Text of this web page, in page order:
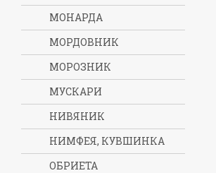
МОНАРДА
МОРДОВНИК
МОРОЗНИК
МУСКАРИ
НИВЯНИК
НИМФЕЯ, КУВШИНКА
ОБРИЕТА